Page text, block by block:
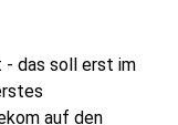
- das soll erst im
auf den